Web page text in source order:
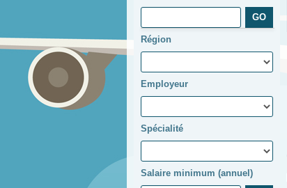
Région
Employeur
Spécialité
Salaire minimum (annuel)